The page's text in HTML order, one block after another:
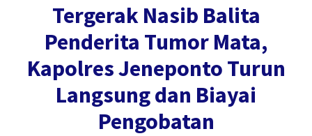
Tergerak Nasib Balita
Penderita Tumor Mata,
Kapolres Jeneponto Turun
Langsung dan Biayai
Pengobatan